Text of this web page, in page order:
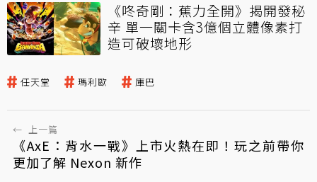
《咚奇剛：蕉力全開》揭開發秘
辛 單一關卡含3億個立體像素打
造可破壞地形
任天堂 瑪利歐 庫巴
← 上一篇
《AxE：背水一戰》上市火熱在即！玩之前帶你
更加了解 Nexon 新作